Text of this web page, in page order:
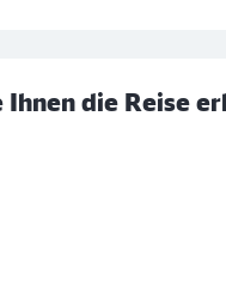
Ihnen die Reise